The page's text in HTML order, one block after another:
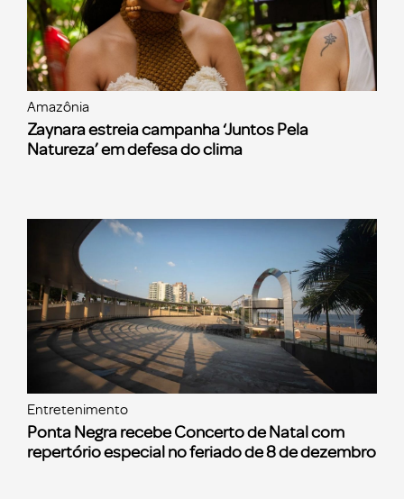
Amazônia
Zaynara estreia campanha ‘Juntos Pela
Natureza’ em defesa do clima
Entretenimento
Ponta Negra recebe Concerto de Natal com
repertório especial no feriado de 8 de dezembro